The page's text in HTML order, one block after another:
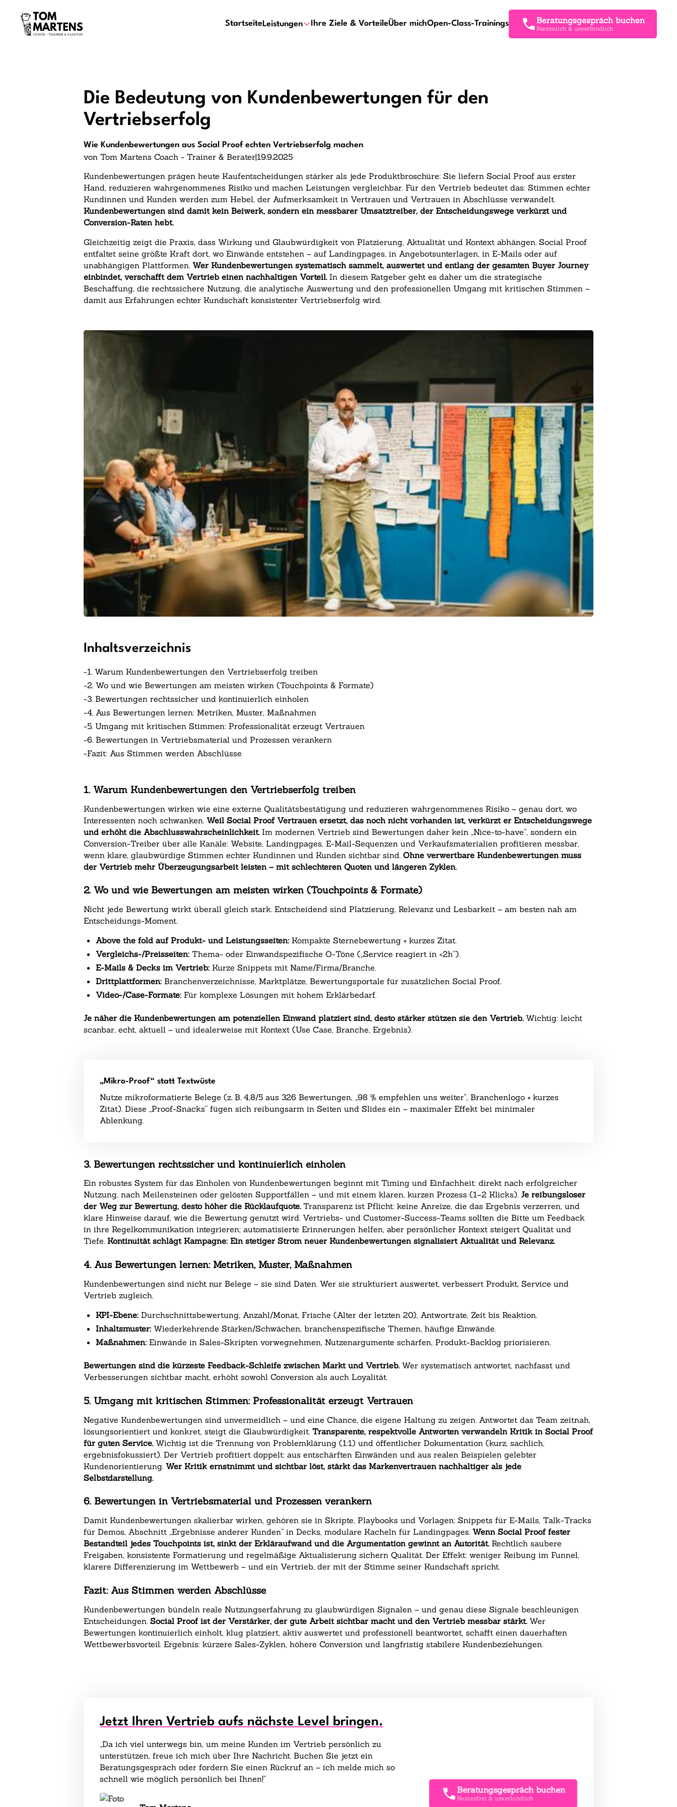
Startseite Leistungen Ihre Ziele & VorteileÜber michOpen-Class-Trainings Beratungsgespräch buchen
Persönlich & unverbindlich
Die Bedeutung von Kundenbewertungen für den
Vertriebserfolg
Wie Kundenbewertungen aus Social Proof echten Vertriebserfolg machen
von Tom Martens Coach - Trainer & Berater|19.9.2025
Kundenbewertungen prägen heute Kaufentscheidungen stärker als jede Produktbroschüre: Sie liefern Social Proof aus erster
Hand, reduzieren wahrgenommenes Risiko und machen Leistungen vergleichbar. Für den Vertrieb bedeutet das: Stimmen echter
Kundinnen und Kunden werden zum Hebel, der Aufmerksamkeit in Vertrauen und Vertrauen in Abschlüsse verwandelt.
Kundenbewertungen sind damit kein Beiwerk, sondern ein messbarer Umsatztreiber, der Entscheidungswege verkürzt und
Conversion-Raten hebt.
Gleichzeitig zeigt die Praxis, dass Wirkung und Glaubwürdigkeit von Platzierung, Aktualität und Kontext abhängen. Social Proof
entfaltet seine größte Kraft dort, wo Einwände entstehen – auf Landingpages, in Angebotsunterlagen, in E-Mails oder auf
unabhängigen Plattformen.Wer Kundenbewertungen systematisch sammelt, auswertet und entlang der gesamten Buyer Journey
einbindet, verschafft dem Vertrieb einen nachhaltigen Vorteil.In diesem Ratgeber geht es daher um die strategische
Beschaffung, die rechtssichere Nutzung, die analytische Auswertung und den professionellen Umgang mit kritischen Stimmen –
damit aus Erfahrungen echter Kundschaft konsistenter Vertriebserfolg wird.
Inhaltsverzeichnis
-1. Warum Kundenbewertungen den Vertriebserfolg treiben
-2. Wo und wie Bewertungen am meisten wirken (Touchpoints & Formate)
-3. Bewertungen rechtssicher und kontinuierlich einholen
-4. Aus Bewertungen lernen: Metriken, Muster, Maßnahmen
-5. Umgang mit kritischen Stimmen: Professionalität erzeugt Vertrauen
-6. Bewertungen in Vertriebsmaterial und Prozessen verankern
-Fazit: Aus Stimmen werden Abschlüsse‍
1. Warum Kundenbewertungen den Vertriebserfolg treiben
Kundenbewertungen wirken wie eine externe Qualitätsbestätigung und reduzieren wahrgenommenes Risiko – genau dort, wo
Interessenten noch schwanken.Weil Social Proof Vertrauen ersetzt, das noch nicht vorhanden ist, verkürzt er Entscheidungswege
und erhöht die Abschlusswahrscheinlichkeit.Im modernen Vertrieb sind Bewertungen daher kein „Nice-to-have“, sondern ein
Conversion-Treiber über alle Kanäle: Website, Landingpages, E-Mail-Sequenzen und Verkaufsmaterialien profitieren messbar,
wenn klare, glaubwürdige Stimmen echter Kundinnen und Kunden sichtbar sind.Ohne verwertbare Kundenbewertungen muss
der Vertrieb mehr Überzeugungsarbeit leisten – mit schlechteren Quoten und längeren Zyklen.
2. Wo und wie Bewertungen am meisten wirken (Touchpoints & Formate)
Nicht jede Bewertung wirkt überall gleich stark. Entscheidend sind Platzierung, Relevanz und Lesbarkeit – am besten nah am
Entscheidungs-Moment.
Above the fold auf Produkt- und Leistungsseiten: Kompakte Sternebewertung + kurzes Zitat.
Vergleichs-/Preisseiten: Thema- oder Einwandspezifische O-Töne („Service reagiert in <2h“).
E-Mails & Decks im Vertrieb: Kurze Snippets mit Name/Firma/Branche.
Drittplattformen: Branchenverzeichnisse, Marktplätze, Bewertungsportale für zusätzlichen Social Proof.
Video-/Case-Formate: Für komplexe Lösungen mit hohem Erklärbedarf.
Je näher die Kundenbewertungen am potenziellen Einwand platziert sind, desto stärker stützen sie den Vertrieb.Wichtig: leicht
scanbar, echt, aktuell – und idealerweise mit Kontext (Use Case, Branche, Ergebnis).
„Mikro-Proof“ statt Textwüste
Nutze mikroformatierte Belege (z. B. 4,8/5 aus 326 Bewertungen, „98 % empfehlen uns weiter“, Branchenlogo + kurzes
Zitat). Diese „Proof-Snacks“ fügen sich reibungsarm in Seiten und Slides ein – maximaler Effekt bei minimaler
Ablenkung.
3. Bewertungen rechtssicher und kontinuierlich einholen
Ein robustes System für das Einholen von Kundenbewertungen beginnt mit Timing und Einfachheit: direkt nach erfolgreicher
Nutzung, nach Meilensteinen oder gelösten Supportfällen – und mit einem klaren, kurzen Prozess (1–2 Klicks).Je reibungsloser
der Weg zur Bewertung, desto höher die Rücklaufquote.Transparenz ist Pflicht: keine Anreize, die das Ergebnis verzerren, und
klare Hinweise darauf, wie die Bewertung genutzt wird. Vertriebs- und Customer-Success-Teams sollten die Bitte um Feedback
in ihre Regelkommunikation integrieren; automatisierte Erinnerungen helfen, aber persönlicher Kontext steigert Qualität und
Tiefe.Kontinuität schlägt Kampagne: Ein stetiger Strom neuer Kundenbewertungen signalisiert Aktualität und Relevanz.
4. Aus Bewertungen lernen: Metriken, Muster, Maßnahmen
Kundenbewertungen sind nicht nur Belege – sie sind Daten. Wer sie strukturiert auswertet, verbessert Produkt, Service und
Vertrieb zugleich.
KPI-Ebene: Durchschnittsbewertung, Anzahl/Monat, Frische (Alter der letzten 20), Antwortrate, Zeit bis Reaktion.
Inhaltsmuster: Wiederkehrende Stärken/Schwächen, branchenspezifische Themen, häufige Einwände.
Maßnahmen: Einwände in Sales-Skripten vorwegnehmen, Nutzenargumente schärfen, Produkt-Backlog priorisieren.
Bewertungen sind die kürzeste Feedback-Schleife zwischen Markt und Vertrieb.Wer systematisch antwortet, nachfasst und
Verbesserungen sichtbar macht, erhöht sowohl Conversion als auch Loyalität.
5. Umgang mit kritischen Stimmen: Professionalität erzeugt Vertrauen
Negative Kundenbewertungen sind unvermeidlich – und eine Chance, die eigene Haltung zu zeigen. Antwortet das Team zeitnah,
lösungsorientiert und konkret, steigt die Glaubwürdigkeit.Transparente, respektvolle Antworten verwandeln Kritik in Social Proof
für guten Service.Wichtig ist die Trennung von Problemklärung (1:1) und öffentlicher Dokumentation (kurz, sachlich,
ergebnisfokussiert). Der Vertrieb profitiert doppelt: aus entschärften Einwänden und aus realen Beispielen gelebter
Kundenorientierung.Wer Kritik ernstnimmt und sichtbar löst, stärkt das Markenvertrauen nachhaltiger als jede
Selbstdarstellung.
6. Bewertungen in Vertriebsmaterial und Prozessen verankern
Damit Kundenbewertungen skalierbar wirken, gehören sie in Skripte, Playbooks und Vorlagen: Snippets für E-Mails, Talk-Tracks
für Demos, Abschnitt „Ergebnisse anderer Kunden“ in Decks, modulare Kacheln für Landingpages.Wenn Social Proof fester
Bestandteil jedes Touchpoints ist, sinkt der Erkläraufwand und die Argumentation gewinnt an Autorität.Rechtlich saubere
Freigaben, konsistente Formatierung und regelmäßige Aktualisierung sichern Qualität. Der Effekt: weniger Reibung im Funnel,
klarere Differenzierung im Wettbewerb – und ein Vertrieb, der mit der Stimme seiner Kundschaft spricht.
Fazit: Aus Stimmen werden Abschlüsse‍
Kundenbewertungen bündeln reale Nutzungserfahrung zu glaubwürdigen Signalen – und genau diese Signale beschleunigen
Entscheidungen.Social Proof ist der Verstärker, der gute Arbeit sichtbar macht und den Vertrieb messbar stärkt.Wer
Bewertungen kontinuierlich einholt, klug platziert, aktiv auswertet und professionell beantwortet, schafft einen dauerhaften
Wettbewerbsvorteil. Ergebnis: kürzere Sales-Zyklen, höhere Conversion und langfristig stabilere Kundenbeziehungen.
Jetzt Ihren Vertrieb aufs nächste Level bringen.
„Da ich viel unterwegs bin, um meine Kunden im Vertrieb persönlich zu
unterstützen, freue ich mich über Ihre Nachricht. Buchen Sie jetzt ein
Beratungsgespräch oder fordern Sie einen Rückruf an – ich melde mich so
schnell wie möglich persönlich bei Ihnen!“
Beratungsgespräch buchen
Kostenfrei & unverbindlich